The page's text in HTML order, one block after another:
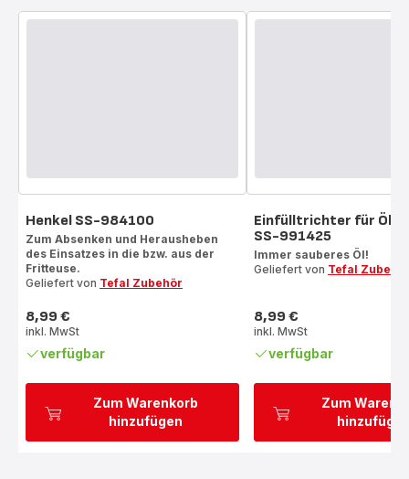
Zum Warenkorb
hinzufügen
Henkel SS-984100
Zum Absenken und Herausheben
des Einsatzes in die bzw. aus der
Fritteuse.
Geliefert von Tefal Zubehör
Preis
8,99 €
inkl. MwSt
verfügbar
Zum
Einfülltrichter für
SS-991425
Immer sauberes Öl!
Geliefert von Tefal
Preis
8,99 €
inkl. MwSt
verfügbar